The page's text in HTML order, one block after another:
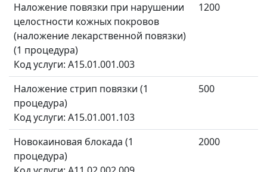
Наложение повязки при нарушении
целостности кожных покровов
(наложение лекарственной повязки)
(1 процедура)
Код услуги: A15.01.001.003
1200
Наложение стрип повязки (1
процедура)
Код услуги: A15.01.001.103
500
Новокаиновая блокада (1
процедура)
2000